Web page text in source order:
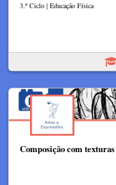
3.º Ciclo | Educação Física
Composição com texturas